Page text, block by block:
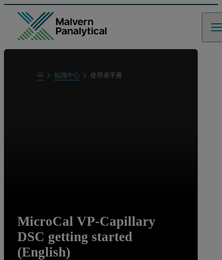
Home
瞭解更多
知識中心 使用者手冊
MicroCal VP-Capillary
DSC getting started
(English)